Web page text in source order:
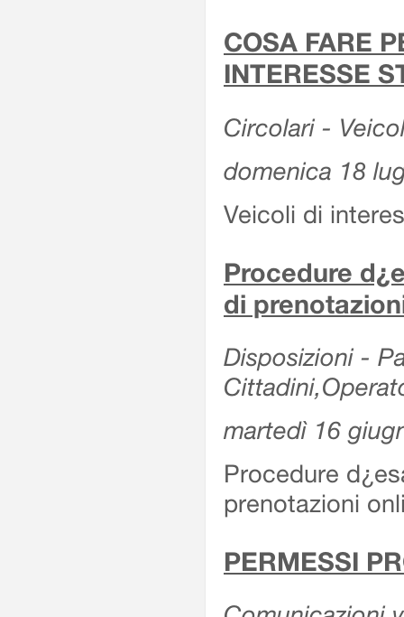
COSA FARE
INTERESSE
Circolari -
domenica 18
Veicoli di
Procedure
di
Disposizioni -
martedì 16
Procedure
prenotazioni
PERMESSI